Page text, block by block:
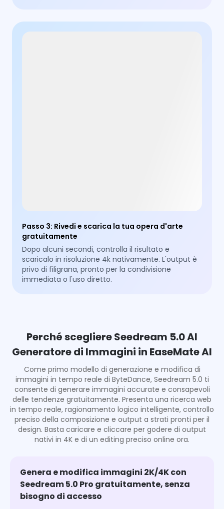
Passo 3: Rivedi e scarica la tua opera d'arte
gratuitamente
Dopo alcuni secondi, controlla il risultato e
scaricalo in risoluzione 4k nativamente. L'output è
privo di filigrana, pronto per la condivisione
immediata o l'uso diretto.
Perché scegliere Seedream 5.0 AI
Generatore di Immagini in EaseMate AI
Come primo modello di generazione e modifica di
immagini in tempo reale di ByteDance, Seedream 5.0 ti
consente di generare immagini accurate e consapevoli
delle tendenze gratuitamente. Presenta una ricerca web
in tempo reale, ragionamento logico intelligente, controllo
preciso della composizione e output a strati pronti per il
design. Basta caricare e cliccare per godere di output
nativi in 4K e di un editing preciso online ora.
Genera e modifica immagini 2K/4K con
Seedream 5.0 Pro gratuitamente, senza
bisogno di accesso